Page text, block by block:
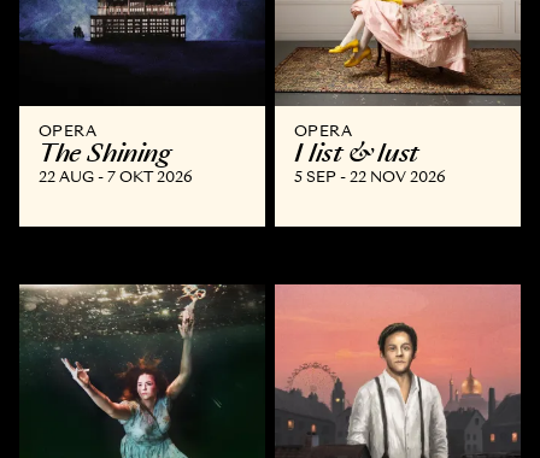
OPERA
The Shining
22 AUG - 7 OKT 2026
OPERA
I list & lust
5 SEP - 22 NOV 2026